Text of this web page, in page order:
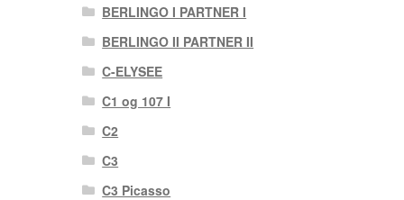
BERLINGO I PARTNER I
BERLINGO II PARTNER II
C-ELYSEE
C1 og 107 I
C2
C3
C3 Picasso